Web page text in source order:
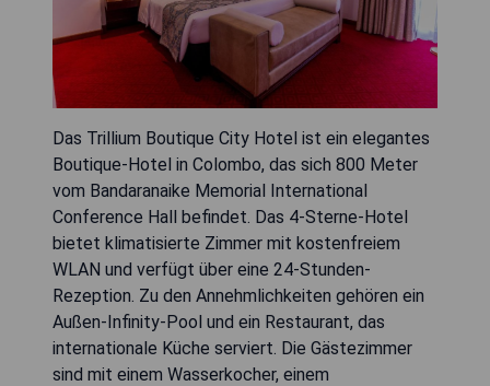
Das Trillium Boutique City Hotel ist ein elegantes
Boutique-Hotel in Colombo, das sich 800 Meter
vom Bandaranaike Memorial International
Conference Hall befindet. Das 4-Sterne-Hotel
bietet klimatisierte Zimmer mit kostenfreiem
WLAN und verfügt über eine 24-Stunden-
Rezeption. Zu den Annehmlichkeiten gehören ein
Außen-Infinity-Pool und ein Restaurant, das
internationale Küche serviert. Die Gästezimmer
sind mit einem Wasserkocher, einem